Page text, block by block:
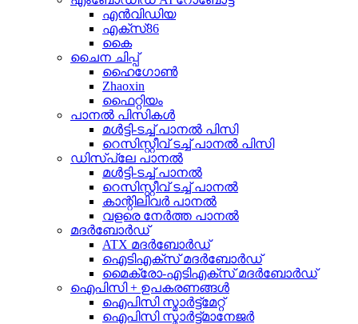
എൻവിഡിയ
എക്സ്86
കൈ
ചൈന ചിപ്പ്
ഹൈഗോൺ
Zhaoxin
ഫൈറ്റിയം
പാനൽ പിസികൾ
മൾട്ടി-ടച്ച് പാനൽ പിസി
റെസിസ്റ്റീവ് ടച്ച് പാനൽ പിസി
ഡിസ്പ്ലേ പാനൽ
മൾട്ടി-ടച്ച് പാനൽ
റെസിസ്റ്റീവ് ടച്ച് പാനൽ
കാന്റിലിവർ പാനൽ
വളരെ നേർത്ത പാനൽ
മദർബോർഡ്
ATX മദർബോർഡ്
ഐടിഎക്സ് മദർബോർഡ്
മൈക്രോ-എടിഎക്സ് മദർബോർഡ്
ഐപിസി + ഉപകരണങ്ങൾ
ഐപിസി സ്മാർട്ട്മേറ്റ്
ഐപിസി സ്മാർട്ട്മാനേജർ